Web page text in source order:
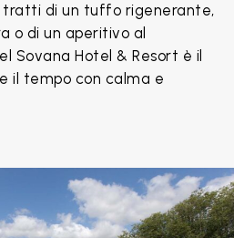
tratti di un tuffo rigenerante,
o di un aperitivo al
Sovana Hotel & Resort è il
il tempo con calma e